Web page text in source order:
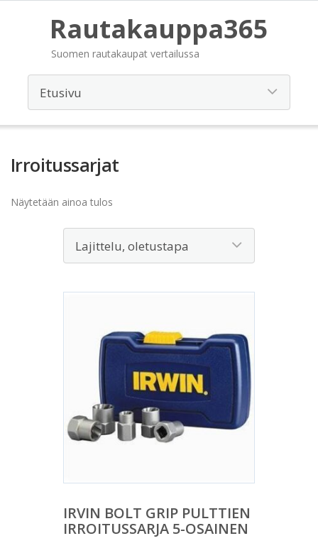
Rautakauppa365
Suomen rautakaupat vertailussa
Irroitussarjat
Näytetään ainoa tulos
IRVIN BOLT GRIP PULTTIEN
IRROITUSSARJA 5-OSAINEN